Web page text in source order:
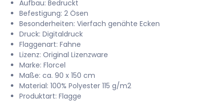
Aufbau: Bedruckt
Befestigung: 2 Ösen
Besonderheiten: Vierfach genähte Ecken
Druck: Digitaldruck
Flaggenart: Fahne
Lizenz: Original Lizenzware
Marke: Florcel
Maße: ca. 90 x 150 cm
Material: 100% Polyester 115 g/m2
Produktart: Flagge